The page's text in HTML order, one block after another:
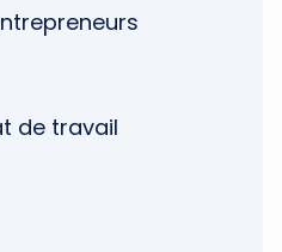
de travail